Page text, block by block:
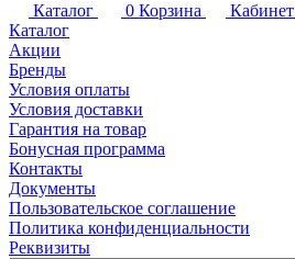
Каталог
0 Корзина Кабинет
Каталог
Акции
Бренды
Условия оплаты
Условия доставки
Гарантия на товар
Бонусная программа
Контакты
Документы
Пользовательское соглашение
Политика конфиденциальности
Реквизиты